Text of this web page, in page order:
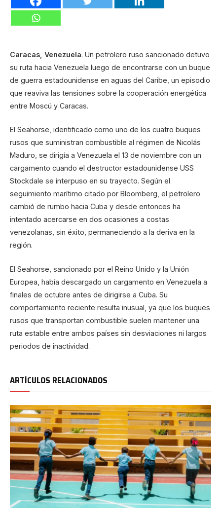
Caracas, Venezuela. Un petrolero ruso sancionado detuvo
su ruta hacia Venezuela luego de encontrarse con un buque
de guerra estadounidense en aguas del Caribe, un episodio
que reaviva las tensiones sobre la cooperación energética
entre Moscú y Caracas.
El Seahorse, identificado como uno de los cuatro buques
rusos que suministran combustible al régimen de Nicolás
Maduro, se dirigía a Venezuela el 13 de noviembre con un
cargamento cuando el destructor estadounidense USS
Stockdale se interpuso en su trayecto. Según el
seguimiento marítimo citado por Bloomberg, el petrolero
cambió de rumbo hacia Cuba y desde entonces ha
intentado acercarse en dos ocasiones a costas
venezolanas, sin éxito, permaneciendo a la deriva en la
región.
El Seahorse, sancionado por el Reino Unido y la Unión
Europea, había descargado un cargamento en Venezuela a
finales de octubre antes de dirigirse a Cuba. Su
comportamiento reciente resulta inusual, ya que los buques
rusos que transportan combustible suelen mantener una
ruta estable entre ambos países sin desviaciones ni largos
periodos de inactividad.
ARTÍCULOS RELACIONADOS